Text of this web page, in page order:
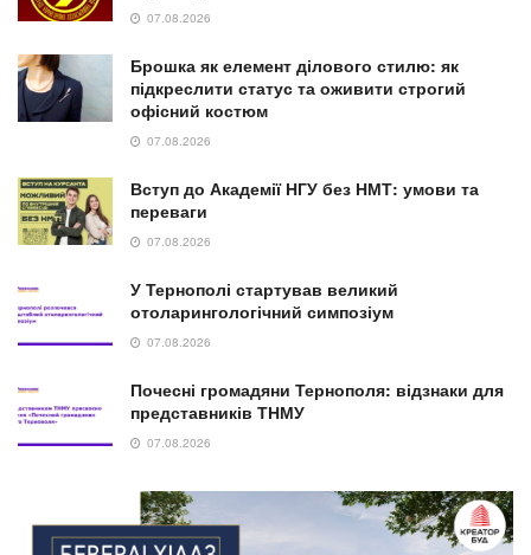
07.08.2026
Брошка як елемент ділового стилю: як
підкреслити статус та оживити строгий
офісний костюм
07.08.2026
Вступ до Академії НГУ без НМТ: умови та
переваги
07.08.2026
У Тернополі стартував великий
отоларингологічний симпозіум
07.08.2026
Почесні громадяни Тернополя: відзнаки для
представників ТНМУ
07.08.2026